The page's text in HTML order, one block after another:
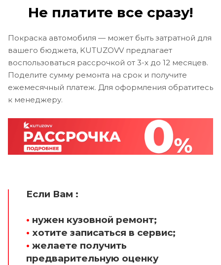
Не платите все сразу!
Покраска автомобиля — может быть затратной для
вашего бюджета, KUTUZOVV предлагает
воспользоваться рассрочкой от 3-х до 12 месяцев.
Поделите сумму ремонта на срок и получите
ежемесячный платеж. Для оформления обратитесь
к менеджеру.
Если Вам :
• нужен кузовной ремонт;
• хотите записаться в сервис;
• желаете получить
предварительную оценку